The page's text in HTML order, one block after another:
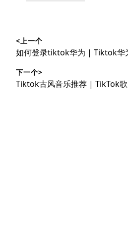
章
导
航
<上一个
上
文
章：
如何登录tiktok华为 | Tiktok华
下一个>
下
Tiktok古风音乐推荐 | TikTok